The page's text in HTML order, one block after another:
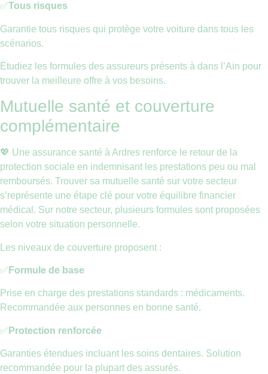
✅Tous risques
Garantie tous risques qui protège votre voiture dans tous les
scénarios.
Étudiez les formules des assureurs présents à dans l’Ain pour
trouver la meilleure offre à vos besoins.
Mutuelle santé et couverture
complémentaire
💖 Une assurance santé à Ardres renforce le retour de la
protection sociale en indemnisant les prestations peu ou mal
remboursés. Trouver sa mutuelle santé sur votre secteur
s’représente une étape clé pour votre équilibre financier
médical. Sur notre secteur, plusieurs formules sont proposées
selon votre situation personnelle.
Les niveaux de couverture proposent :
✅ Formule de base
Prise en charge des prestations standards : médicaments.
Recommandée aux personnes en bonne santé.
✅ Protection renforcée
Garanties étendues incluant les soins dentaires. Solution
recommandée pour la plupart des assurés.